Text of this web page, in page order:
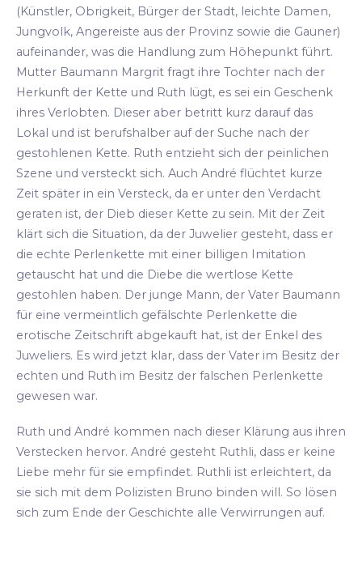
(Künstler, Obrigkeit, Bürger der Stadt, leichte Damen,
Jungvolk, Angereiste aus der Provinz sowie die Gauner)
aufeinander, was die Handlung zum Höhepunkt führt.
Mutter Baumann Margrit fragt ihre Tochter nach der
Herkunft der Kette und Ruth lügt, es sei ein Geschenk
ihres Verlobten. Dieser aber betritt kurz darauf das
Lokal und ist berufshalber auf der Suche nach der
gestohlenen Kette. Ruth entzieht sich der peinlichen
Szene und versteckt sich. Auch André flüchtet kurze
Zeit später in ein Versteck, da er unter den Verdacht
geraten ist, der Dieb dieser Kette zu sein. Mit der Zeit
klärt sich die Situation, da der Juwelier gesteht, dass er
die echte Perlenkette mit einer billigen Imitation
getauscht hat und die Diebe die wertlose Kette
gestohlen haben. Der junge Mann, der Vater Baumann
für eine vermeintlich gefälschte Perlenkette die
erotische Zeitschrift abgekauft hat, ist der Enkel des
Juweliers. Es wird jetzt klar, dass der Vater im Besitz der
echten und Ruth im Besitz der falschen Perlenkette
gewesen war.
Ruth und André kommen nach dieser Klärung aus ihren
Verstecken hervor. André gesteht Ruthli, dass er keine
Liebe mehr für sie empfindet. Ruthli ist erleichtert, da
sie sich mit dem Polizisten Bruno binden will. So lösen
sich zum Ende der Geschichte alle Verwirrungen auf.